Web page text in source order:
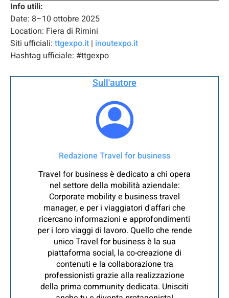
Info utili:
Date: 8–10 ottobre 2025
Location: Fiera di Rimini
Siti ufficiali: ttgexpo.it | inoutexpo.it
Hashtag ufficiale: #ttgexpo
Sull'autore
Redazione Travel for business
Travel for business è dedicato a chi opera
nel settore della mobilità aziendale:
Corporate mobility e business travel
manager, e per i viaggiatori d'affari che
ricercano informazioni e approfondimenti
per i loro viaggi di lavoro. Quello che rende
unico Travel for business è la sua
piattaforma social, la co-creazione di
contenuti e la collaborazione tra
professionisti grazie alla realizzazione
della prima community dedicata. Unisciti